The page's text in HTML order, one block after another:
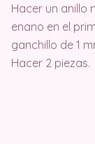
Hacer un anillo
enano en el
ganchillo de 1
Hacer 2 piezas.